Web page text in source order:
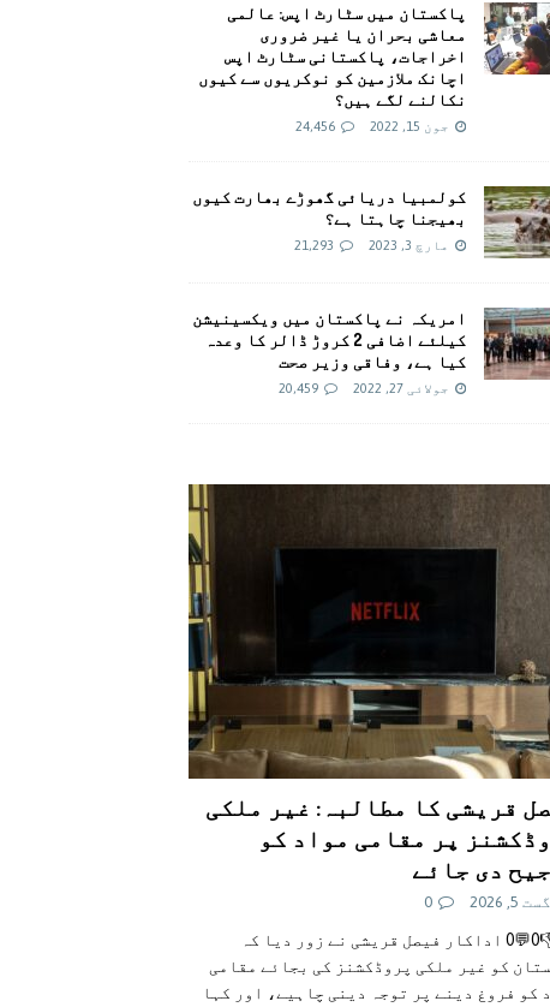
پاکستان میں سٹارٹ اپس: عالمی
معاشی بحران یا غیر ضروری
اخراجات، پاکستانی سٹارٹ اپس
اچانک ملازمین کو نوکریوں سے کیوں
نکالنے لگے ہیں؟
جون 15, 2022 24,456
کولمبیا دریائی گھوڑے بھارت کیوں
بھیجنا چاہتا ہے؟
مارچ 3, 2023 21,293
امريکہ نے پاکستان میں ویکسینیشن
کیلئے اضافی 2 کروڑ ڈالر کا وعدہ
کیا ہے، وفاقی وزیر صحت
جولائی 27, 2022 20,459
قریشی کا مطالبہ: غیر ملکی
پر مقامی مواد کو
دی جائے
5, 2026
0
👍0👎0💬0 اداکار فیصل قریشی نے زور دیا کہ
کو غیر ملکی پروڈکشنز کی بجائے مقامی
کو فروغ دینے پر توجہ دینی چاہیے، اور کہا